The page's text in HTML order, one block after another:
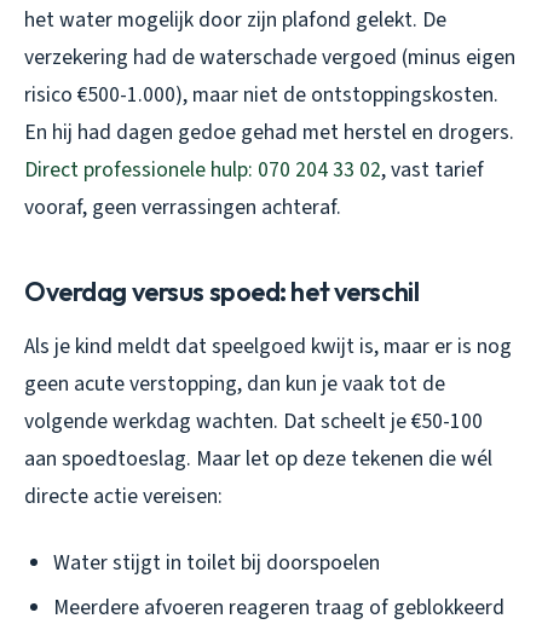
het water mogelijk door zijn plafond gelekt. De
verzekering had de waterschade vergoed (minus eigen
risico €500-1.000), maar niet de ontstoppingskosten.
En hij had dagen gedoe gehad met herstel en drogers.
Direct professionele hulp: 070 204 33 02, vast tarief
vooraf, geen verrassingen achteraf.
Overdag versus spoed: het verschil
Als je kind meldt dat speelgoed kwijt is, maar er is nog
geen acute verstopping, dan kun je vaak tot de
volgende werkdag wachten. Dat scheelt je €50-100
aan spoedtoeslag. Maar let op deze tekenen die wél
directe actie vereisen:
Water stijgt in toilet bij doorspoelen
Meerdere afvoeren reageren traag of geblokkeerd